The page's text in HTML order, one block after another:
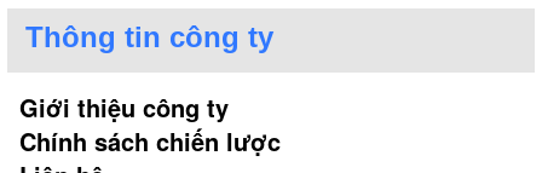
Thông tin công ty
Giới thiệu công ty
Chính sách chiến lược